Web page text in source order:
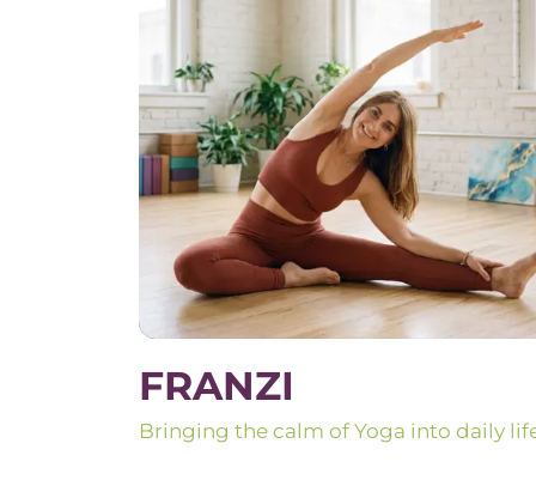
FRANZI
Bringing the calm of Yoga into daily